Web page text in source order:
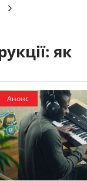
як
Анонс